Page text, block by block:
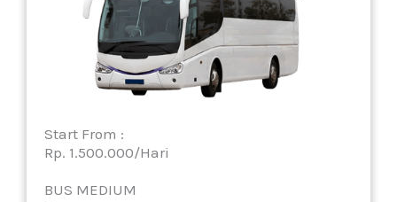
Start From :
Rp. 1.500.000/Hari
BUS MEDIUM